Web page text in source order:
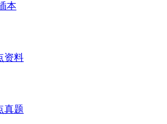
本
资料
真题